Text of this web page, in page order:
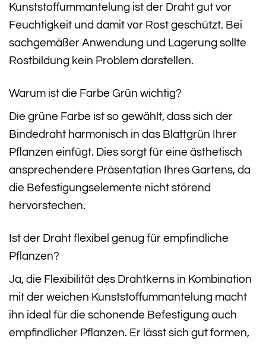
Kunststoffummantelung ist der Draht gut vor
Feuchtigkeit und damit vor Rost geschützt. Bei
sachgemäßer Anwendung und Lagerung sollte
Rostbildung kein Problem darstellen.
Warum ist die Farbe Grün wichtig?
Die grüne Farbe ist so gewählt, dass sich der
Bindedraht harmonisch in das Blattgrün Ihrer
Pflanzen einfügt. Dies sorgt für eine ästhetisch
ansprechendere Präsentation Ihres Gartens, da
die Befestigungselemente nicht störend
hervorstechen.
Ist der Draht flexibel genug für empfindliche
Pflanzen?
Ja, die Flexibilität des Drahtkerns in Kombination
mit der weichen Kunststoffummantelung macht
ihn ideal für die schonende Befestigung auch
empfindlicher Pflanzen. Er lässt sich gut formen,